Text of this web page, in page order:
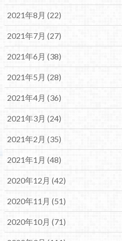
2021年8月 (22)
2021年7月 (27)
2021年6月 (38)
2021年5月 (28)
2021年4月 (36)
2021年3月 (24)
2021年2月 (35)
2021年1月 (48)
2020年12月 (42)
2020年11月 (51)
2020年10月 (71)